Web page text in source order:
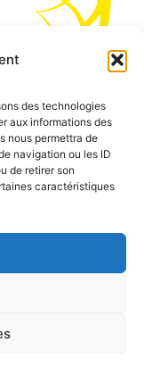
des technologies
aux informations des
nous permettra de
navigation ou les ID
de retirer son
caractéristiques
temps et vous
de votre
37 34 04 04
par